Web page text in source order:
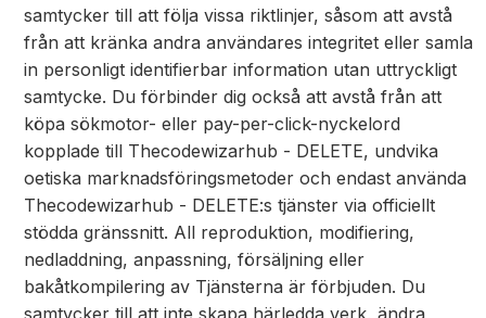
samtycker till att följa vissa riktlinjer, såsom att avstå
från att kränka andra användares integritet eller samla
in personligt identifierbar information utan uttryckligt
samtycke. Du förbinder dig också att avstå från att
köpa sökmotor- eller pay-per-click-nyckelord
kopplade till Thecodewizarhub - DELETE, undvika
oetiska marknadsföringsmetoder och endast använda
Thecodewizarhub - DELETE:s tjänster via officiellt
stödda gränssnitt. All reproduktion, modifiering,
nedladdning, anpassning, försäljning eller
bakåtkompilering av Tjänsterna är förbjuden. Du
samtycker till att inte skapa härledda verk, ändra